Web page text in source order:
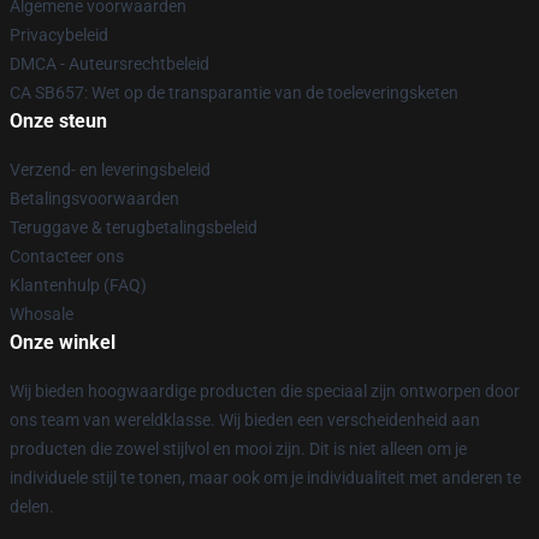
Algemene voorwaarden
Privacybeleid
DMCA - Auteursrechtbeleid
CA SB657: Wet op de transparantie van de toeleveringsketen
Onze steun
Verzend- en leveringsbeleid
Betalingsvoorwaarden
Teruggave & terugbetalingsbeleid
Contacteer ons
Klantenhulp (FAQ)
Whosale
Onze winkel
Wij bieden hoogwaardige producten die speciaal zijn ontworpen door
ons team van wereldklasse. Wij bieden een verscheidenheid aan
producten die zowel stijlvol en mooi zijn. Dit is niet alleen om je
individuele stijl te tonen, maar ook om je individualiteit met anderen te
delen.